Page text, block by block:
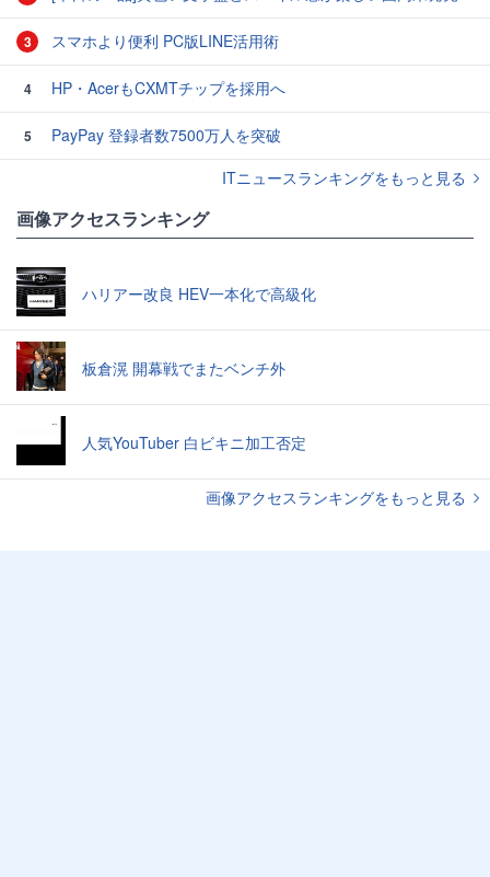
3 スマホより便利 PC版LINE活用術
4 HP・AcerもCXMTチップを採用へ
5
PayPay 登録者数7500万人を突破
ITニュースランキングをもっと見る
画像アクセスランキング
ハリアー改良 HEV一本化で高級化
板倉滉 開幕戦でまたベンチ外
人気YouTuber 白ビキニ加工否定
画像アクセスランキングをもっと見る